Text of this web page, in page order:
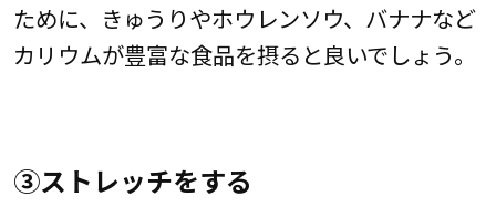
ために、きゅうりやホウレンソウ、バナナなど
カリウムが豊富な食品を摂ると良いでしょう。
③ストレッチをする